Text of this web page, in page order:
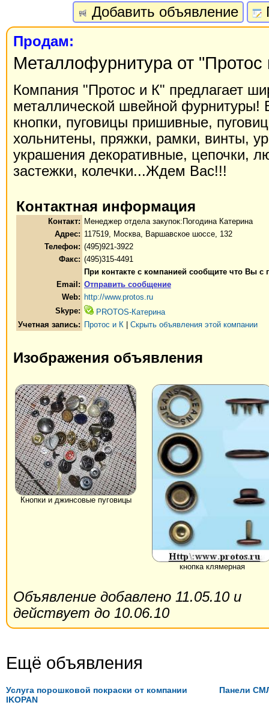
Добавить объявление
Продам:
Металлофурнитура от "Протос
Компания "Протос и К" предлагает
металлической швейной фурнитуры!
кнопки, пуговицы пришивные,
хольнитены, пряжки, рамки, винты,
украшения декоративные, цепочки,
застежки, колечки...Ждем Вас!!!
Контактная информация
Контакт: Менеджер отдела закупок:Погодина Катерина
Адрес: 117519, Москва, Варшавское шоссе, 132
Телефон: (495)921-3922
Факс: (495)315-4491
При контакте с компанией сообщите что Вы с
Email: Отправить сообщение
Web: http://www.protos.ru
Skype:
PROTOS-Катерина
Учетная запись: Протос и К Скрыть объявления этой компании
Изображения объявления
Кнопки и джинсовые пуговицы
кнопка клямерная
Объявление добавлено 11.05.10 и
действует до 10.06.10
Ещё объявления
Услуга порошковой покраски от компании
IKOPAN
Панели